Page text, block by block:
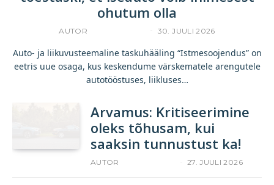
ohutum olla
AUTOR 30. JUULI 2026
Auto- ja liikuvusteemaline taskuhääling “Istmesoojendus” on
eetris uue osaga, kus keskendume värskematele arengutele
autotööstuses, liikluses…
Arvamus: Kritiseerimine
oleks tõhusam, kui
saaksin tunnustust ka!
AUTOR 27. JUULI 2026